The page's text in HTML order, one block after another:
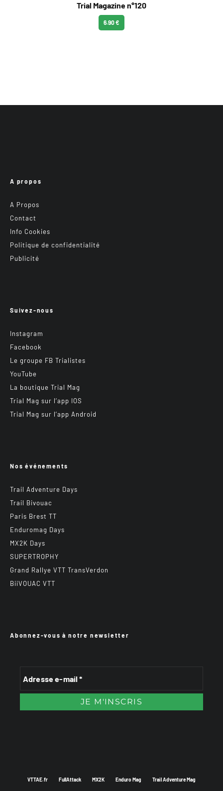
Trial Magazine n°120
6.90 €
A propos
A Propos
Contact
Info Cookies
Politique de confidentialité
Publicité
Suivez-nous
Instagram
Facebook
Le groupe FB Trialistes
YouTube
La boutique Trial Mag
Trial Mag sur l’app IOS
Trial Mag sur l’app Android
Nos événements
Trail Adventure Days
Trail Bivouac
Paris Brest TT
Enduromag Days
MX2K Days
SUPERTROPHY
Grand Rallye VTT TransVerdon
BiiVOUAC VTT
Abonnez-vous à notre newsletter
VTTAE.fr FullAttack MX2K Enduro Mag Trail Adventure Mag